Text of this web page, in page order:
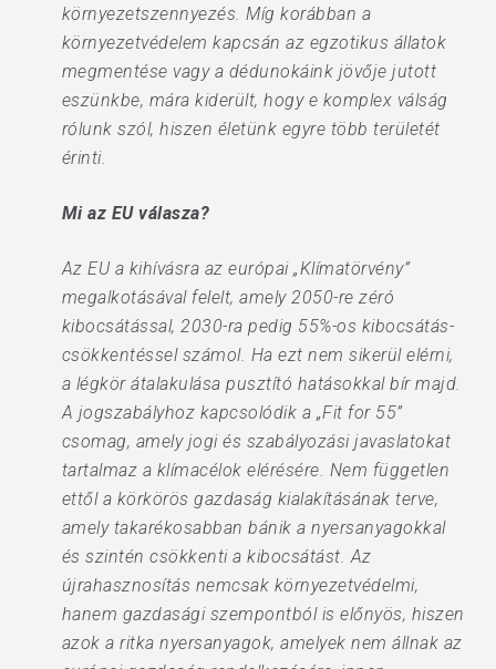
környezetszennyezés. Míg korábban a
környezetvédelem kapcsán az egzotikus állatok
megmentése vagy a dédunokáink jövője jutott
eszünkbe, mára kiderült, hogy e komplex válság
rólunk szól, hiszen életünk egyre több területét
érinti.
Mi az EU válasza?
Az EU a kihívásra az európai „Klímatörvény”
megalkotásával felelt, amely 2050-re zéró
kibocsátással, 2030-ra pedig 55%-os kibocsátás-
csökkentéssel számol. Ha ezt nem sikerül elérni,
a légkör átalakulása pusztító hatásokkal bír majd.
A jogszabályhoz kapcsolódik a „Fit for 55”
csomag, amely jogi és szabályozási javaslatokat
tartalmaz a klímacélok elérésére. Nem független
ettől a körkörös gazdaság kialakításának terve,
amely takarékosabban bánik a nyersanyagokkal
és szintén csökkenti a kibocsátást. Az
újrahasznosítás nemcsak környezetvédelmi,
hanem gazdasági szempontból is előnyös, hiszen
azok a ritka nyersanyagok, amelyek nem állnak az